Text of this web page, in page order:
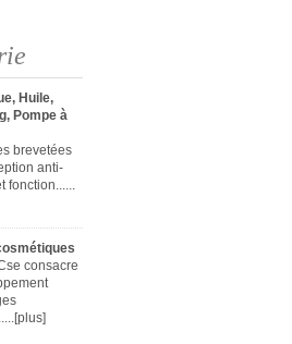
Huile,
Pompe à
brevetées
anti-
fonction......
consacre
[plus]